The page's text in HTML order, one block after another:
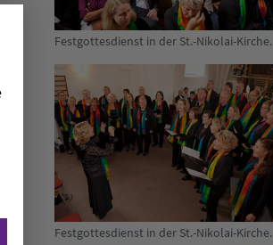
Festgottesdienst in der St.-Nikolai-Kirche.
Festgottesdienst in der St.-Nikolai-Kirche.